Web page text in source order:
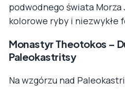
podwodnego świata Morza
kolorowe ryby i niezwykłe
Monastyr Theotokos –
Paleokastritsy
Na wzgórzu nad